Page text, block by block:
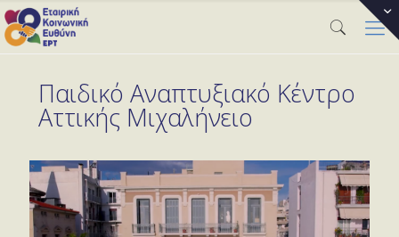
Παιδικό Αναπτυξιακό Κέντρο
Αττικής Μιχαλήνειο